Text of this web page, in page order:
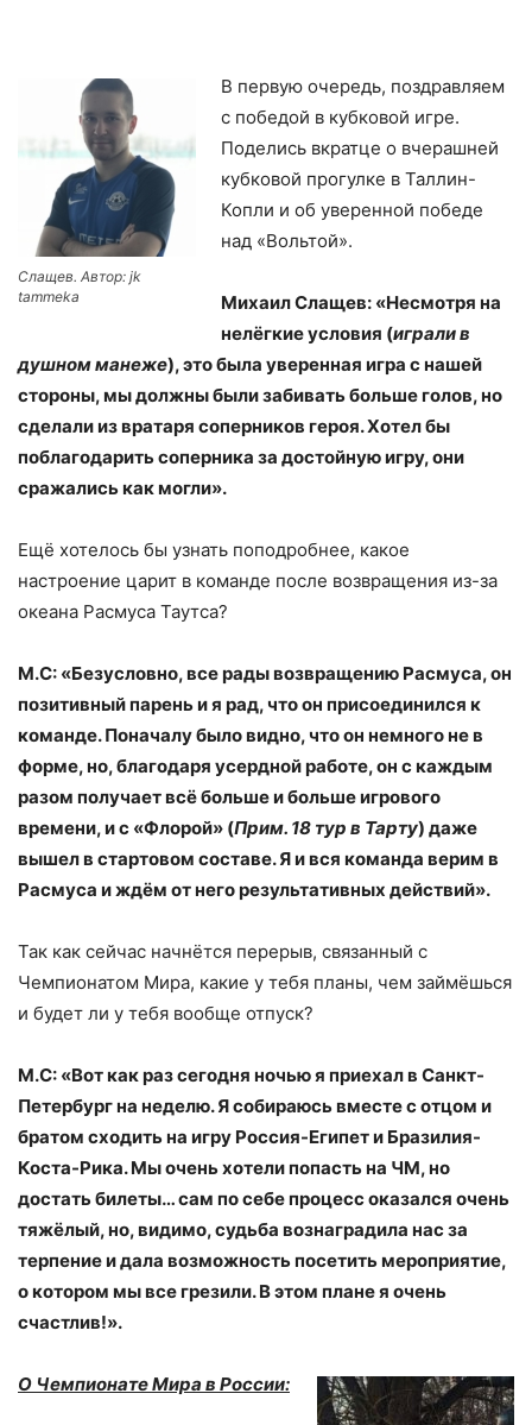
Слащев. Автор: jk
tammeka
В первую очередь, поздравляем
с победой в кубковой игре.
Поделись вкратце о вчерашней
кубковой прогулке в Таллин-
Копли и об уверенной победе
над «Вольтой».
Михаил Слащев: «Несмотря на
нелёгкие условия (играли в
душном манеже), это была уверенная игра с нашей
стороны, мы должны были забивать больше голов, но
сделали из вратаря соперников героя. Хотел бы
поблагодарить соперника за достойную игру, они
сражались как могли».
Ещё хотелось бы узнать поподробнее, какое
настроение царит в команде после возвращения из-за
океана Расмуса Таутса?
М.С: «Безусловно, все рады возвращению Расмуса, он
позитивный парень и я рад, что он присоединился к
команде. Поначалу было видно, что он немного не в
форме, но, благодаря усердной работе, он с каждым
разом получает всё больше и больше игрового
времени, и с «Флорой» (Прим. 18 тур в Тарту) даже
вышел в стартовом составе. Я и вся команда верим в
Расмуса и ждём от него результативных действий».
Так как сейчас начнётся перерыв, связанный с
Чемпионатом Мира, какие у тебя планы, чем займёшься
и будет ли у тебя вообще отпуск?
М.С: «Вот как раз сегодня ночью я приехал в Санкт-
Петербург на неделю. Я собираюсь вместе с отцом и
братом сходить на игру Россия-Египет и Бразилия-
Коста-Рика. Мы очень хотели попасть на ЧМ, но
достать билеты… сам по себе процесс оказался очень
тяжёлый, но, видимо, судьба вознаградила нас за
терпение и дала возможность посетить мероприятие,
о котором мы все грезили. В этом плане я очень
счастлив!».
О Чемпионате Мира в России: